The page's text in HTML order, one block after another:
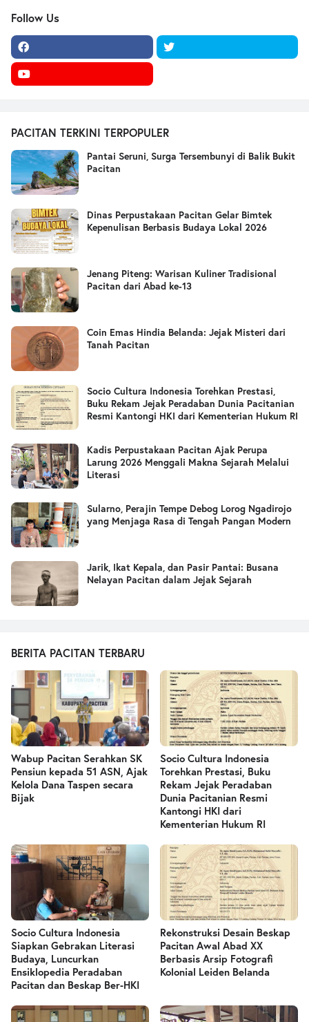
Follow Us
PACITAN TERKINI TERPOPULER
Pantai Seruni, Surga Tersembunyi di Balik Bukit
Pacitan
Dinas Perpustakaan Pacitan Gelar Bimtek
Kepenulisan Berbasis Budaya Lokal 2026
Jenang Piteng: Warisan Kuliner Tradisional
Pacitan dari Abad ke-13
Coin Emas Hindia Belanda: Jejak Misteri dari
Tanah Pacitan
Socio Cultura Indonesia Torehkan Prestasi,
Buku Rekam Jejak Peradaban Dunia Pacitanian
Resmi Kantongi HKI dari Kementerian Hukum RI
Kadis Perpustakaan Pacitan Ajak Perupa
Larung 2026 Menggali Makna Sejarah Melalui
Literasi
Sularno, Perajin Tempe Debog Lorog Ngadirojo
yang Menjaga Rasa di Tengah Pangan Modern
Jarik, Ikat Kepala, dan Pasir Pantai: Busana
Nelayan Pacitan dalam Jejak Sejarah
BERITA PACITAN TERBARU
Wabup Pacitan Serahkan SK
Pensiun kepada 51 ASN, Ajak
Kelola Dana Taspen secara
Bijak
Socio Cultura Indonesia
Torehkan Prestasi, Buku
Rekam Jejak Peradaban
Dunia Pacitanian Resmi
Kantongi HKI dari
Kementerian Hukum RI
Socio Cultura Indonesia
Siapkan Gebrakan Literasi
Budaya, Luncurkan
Ensiklopedia Peradaban
Pacitan dan Beskap Ber-HKI
Rekonstruksi Desain Beskap
Pacitan Awal Abad XX
Berbasis Arsip Fotografi
Kolonial Leiden Belanda